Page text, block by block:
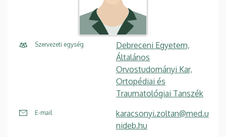
Szervezeti egység
Debreceni Egyetem,
Általános
Orvostudományi Kar,
Ortopédiai és
Traumatológiai Tanszék
E-mail
karacsonyi.zoltan@med.u
nideb.hu